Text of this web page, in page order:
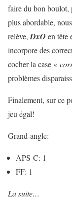
faire du bon boulot,
plus abordable,
relève, DxO en tête
incorpore des
cocher la case «
problèmes
Finalement, sur ce
jeu égal!
Grand-angle:
APS-C: 1
FF: 1
La suite…